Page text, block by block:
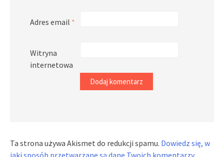
Adres email *
Witryna
internetowa
Ta strona używa Akismet do redukcji spamu. Dowiedz się, w